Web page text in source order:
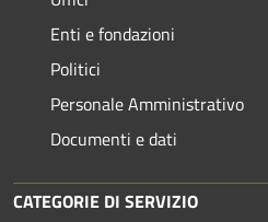
Enti e fondazioni
Politici
Personale Amministrativo
Documenti e dati
CATEGORIE DI SERVIZIO